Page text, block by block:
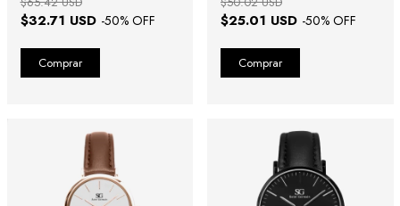
$32.71 USD -50% OFF $25.01 USD -50% OFF